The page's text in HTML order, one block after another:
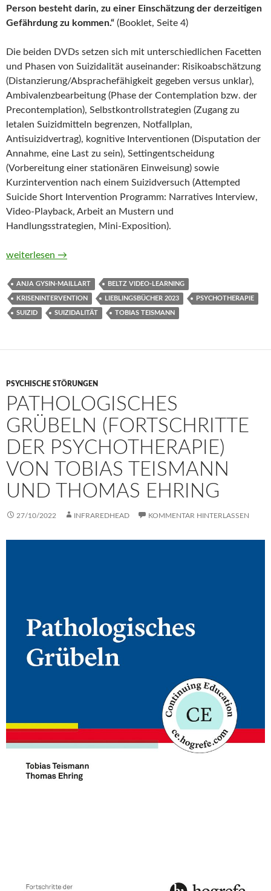
Person besteht darin, zu einer Einschätzung der derzeitigen
Gefährdung zu kommen.“ (Booklet, Seite 4)
Die beiden DVDs setzen sich mit unterschiedlichen Facetten
und Phasen von Suizidalität auseinander: Risikoabschätzung
(Distanzierung/Absprachefähigkeit gegeben versus unklar),
Ambivalenzbearbeitung (Phase der Contemplation bzw. der
Precontemplation), Selbstkontrollstrategien (Zugang zu
letalen Suizidmitteln begrenzen, Notfallplan,
Antisuizidvertrag), kognitive Interventionen (Disputation der
Annahme, eine Last zu sein), Settingentscheidung
(Vorbereitung einer stationären Einweisung) sowie
Kurzintervention nach einem Suizidversuch (Attempted
Suicide Short Intervention Programm: Narratives Interview,
Video-Playback, Arbeit an Mustern und
Handlungsstrategien, Mini-Exposition).
Krisenintervention und Suizidalität. Beltz Video-Learning von
weiterlesen →
ANJA GYSIN-MAILLART BELTZ VIDEO-LEARNING
KRISENINTERVENTION LIEBLINGSBÜCHER 2023 PSYCHOTHERAPIE
SUIZID SUIZIDALITÄT TOBIAS TEISMANN
PSYCHISCHE STÖRUNGEN
PATHOLOGISCHES
GRÜBELN (FORTSCHRITTE
DER PSYCHOTHERAPIE)
VON TOBIAS TEISMANN
UND THOMAS EHRING
27/10/2022 INFRAREDHEAD KOMMENTAR HINTERLASSEN